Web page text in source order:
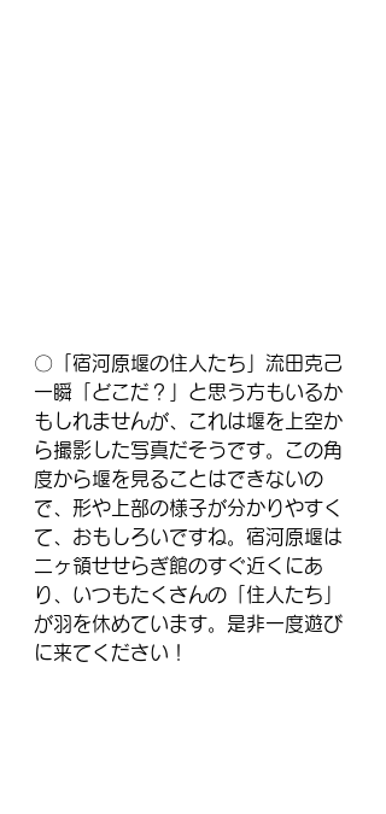
〇「宿河原堰の住人たち」流田克己
一瞬「どこだ？」と思う方もいるか
もしれませんが、これは堰を上空か
ら撮影した写真だそうです。この角
度から堰を見ることはできないの
で、形や上部の様子が分かりやすく
て、おもしろいですね。宿河原堰は
二ヶ領せせらぎ館のすぐ近くにあ
り、いつもたくさんの「住人たち」
が羽を休めています。是非一度遊び
に来てください！